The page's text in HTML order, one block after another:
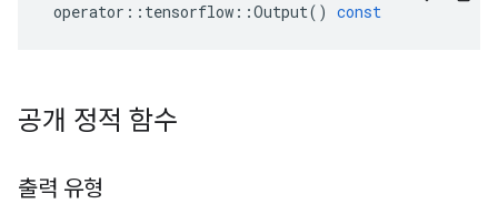
operator :: tensorflow ::Output() const
공개 정적 함수
출력 유형